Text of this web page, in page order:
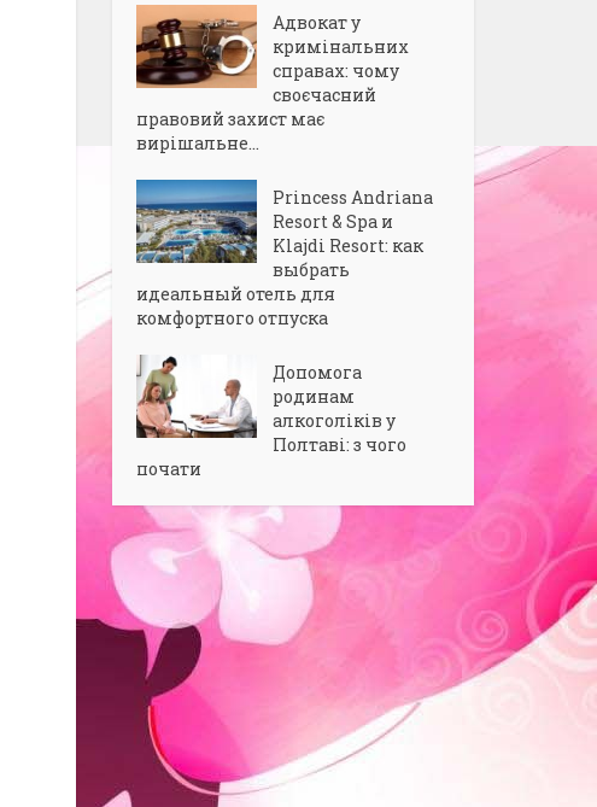
Адвокат у
кримінальних
справах: чому
своєчасний
правовий захист має
вирішальне...
Princess Andriana
Resort & Spa и
Klajdi Resort: как
выбрать
идеальный отель для
комфортного отпуска
Допомога
родинам
алкоголіків у
Полтаві: з чого
почати